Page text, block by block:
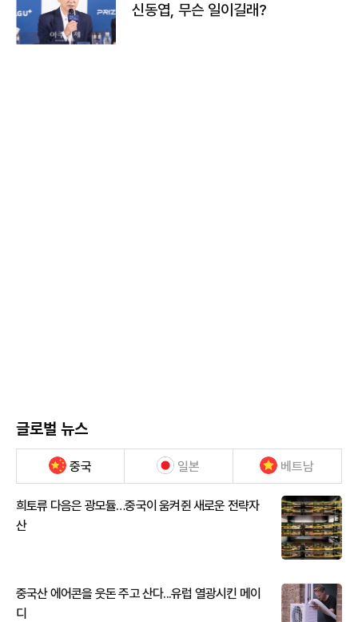
신동엽, 무슨 일이길래?
글로벌 뉴스
중국 일본 베트남
희토류 다음은 광모듈…중국이 움켜쥔 새로운 전략자
산
중국산 에어콘을 웃돈 주고 산다...유럽 열광시킨 메이
디